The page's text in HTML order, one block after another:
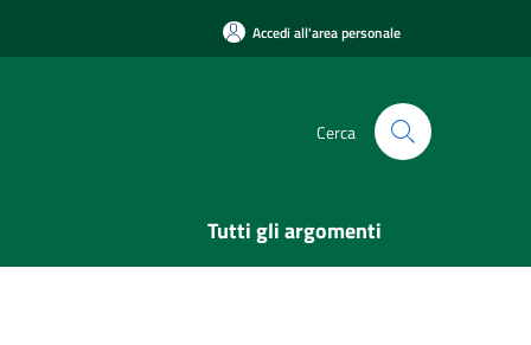
Accedi all'area personale
Cerca
Tutti gli argomenti